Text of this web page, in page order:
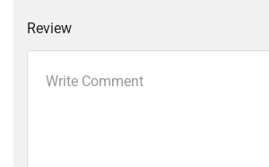
Review